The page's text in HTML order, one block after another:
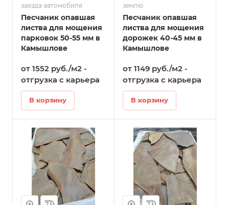
заезда автомобиля
Песчаник опавшая
листва для мощения
парковок 50-55 мм в
Камышлове
от 1552 руб./м2 -
отгрузка с карьера
В корзину
землю
Песчаник опавшая
листва для мощения
дорожек 40-45 мм в
Камышлове
от 1149 руб./м2 -
отгрузка с карьера
В корзину